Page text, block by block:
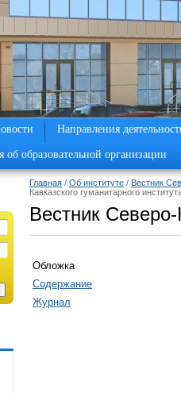
Направления
об образовательной организации
Главная / Об институте / Вестник
Кавказского гуманитарного
Вестник
Обложка
Содержание
Журнал